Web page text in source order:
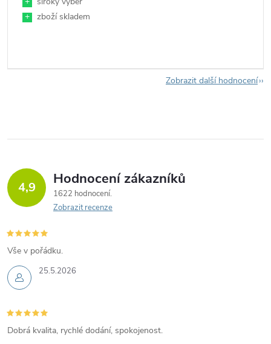
+
zboží skladem
Zobrazit další hodnocení
4,9 Hodnocení zákazníků
1622 hodnocení
Zobrazit recenze
25.5.2026
Vše v pořádku.
Dobrá kvalita, rychlé dodání, spokojenost.